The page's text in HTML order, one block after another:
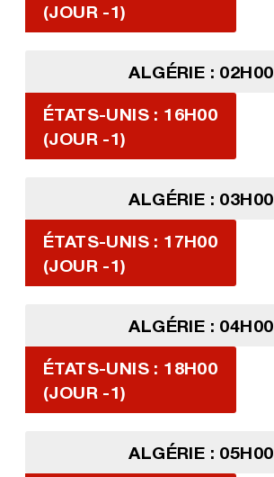
(JOUR -1)
ALGÉRIE : 02H00
ÉTATS-UNIS : 16H00
(JOUR -1)
ALGÉRIE : 03H00
ÉTATS-UNIS : 17H00
(JOUR -1)
ALGÉRIE : 04H00
ÉTATS-UNIS : 18H00
(JOUR -1)
ALGÉRIE : 05H00